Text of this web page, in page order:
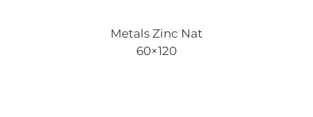
Metals Zinc Nat
60×120